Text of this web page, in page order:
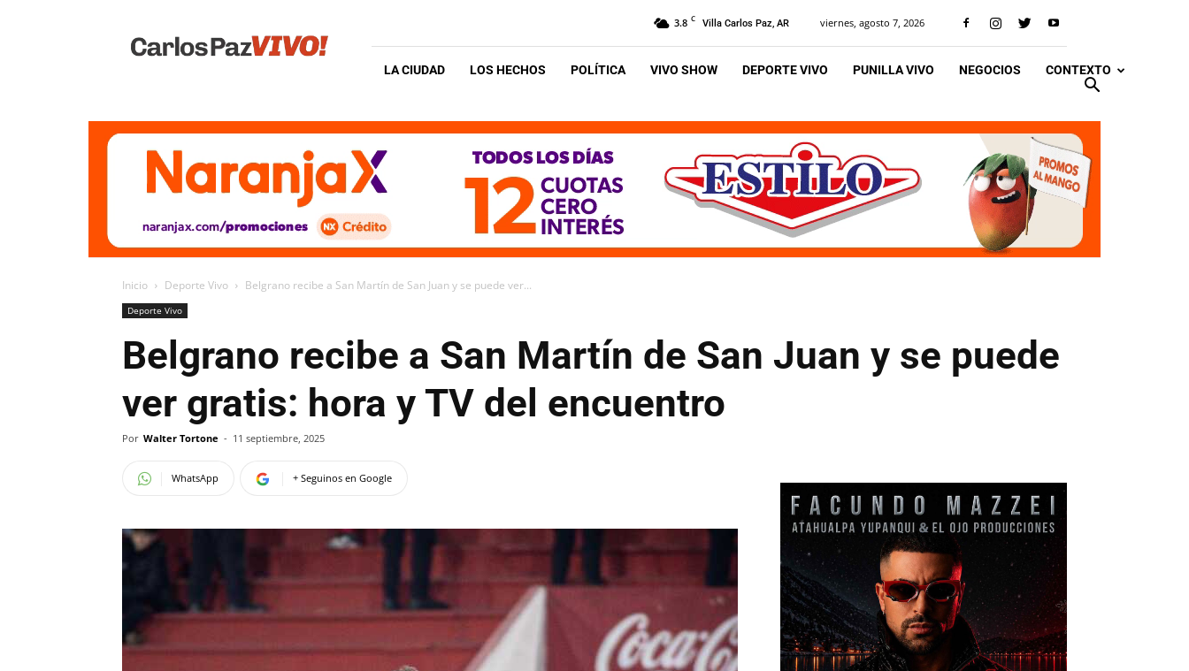
Vivo
3.8 C Villa Carlos Paz, AR viernes, agosto 7, 2026
LA CIUDAD LOS HECHOS POLÍTICA VIVO SHOW DEPORTE VIVO PUNILLA VIVO NEGOCIOS CONTEXTO
Inicio Deporte Vivo Belgrano recibe a San Martín de San Juan y se puede ver...
Deporte Vivo
Belgrano recibe a San Martín de San Juan y se puede
ver gratis: hora y TV del encuentro
Por Walter Tortone - 11 septiembre, 2025
WhatsApp + Seguinos en Google